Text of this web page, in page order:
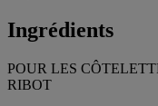
Ingrédients
POUR LES
RIBOT